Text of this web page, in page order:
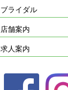
ブライダル
店舗案内
求人案内